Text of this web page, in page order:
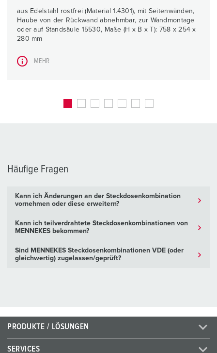
aus Edelstahl rostfrei (Material 1.4301), mit Seitenwänden,
Haube von der Rückwand abnehmbar, zur Wandmontage
oder auf Standsäule 15530, Maße (H x B x T): 758 x 254 x
280 mm
MEHR
Häufige Fragen
Kann ich Änderungen an der Steckdosenkombination
vornehmen oder diese erweitern?
Kann ich teilverdrahtete Steckdosenkombinationen von
MENNEKES bekommen?
Sind MENNEKES Steckdosenkombinationen VDE (oder
gleichwertig) zugelassen/geprüft?
PRODUKTE / LÖSUNGEN
SERVICES